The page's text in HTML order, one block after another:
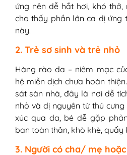
ứng nên dễ hắt hơi, khó
cho thấy phần lớn ca dị ứng
này.
2. Trẻ sơ sinh và trẻ nhỏ
Hàng rào da – niêm mạc
hệ miễn dịch chưa hoàn
sát sàn nhà, đây là nơi dễ
nhỏ và dị nguyên từ thú
xúc qua da, bé dễ gặp
ban toàn thân, khò khè, quấy
3. Người có cha/ mẹ